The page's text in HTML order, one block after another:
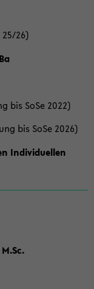
26)
bis SoSe 2022)
bis SoSe 2026)
Individuellen